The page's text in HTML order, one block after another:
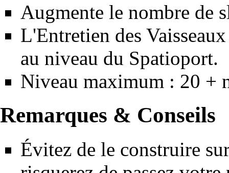
Augmente le nombre de
L'Entretien des Vaisseaux
au niveau du Spatioport.
Niveau maximum : 20 +
Remarques & Conseils
Évitez de le construire